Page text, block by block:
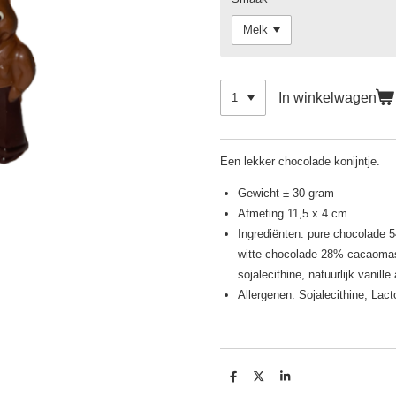
In winkelwagen
Een lekker chocolade konijntje.
Gewicht ± 30 gram
Afmeting 11,5 x 4 cm
Ingrediënten: pure chocolade
witte chocolade 28%
sojalecithine, natuurlijk vanille
Allergenen: Sojalecithine,
D
D
S